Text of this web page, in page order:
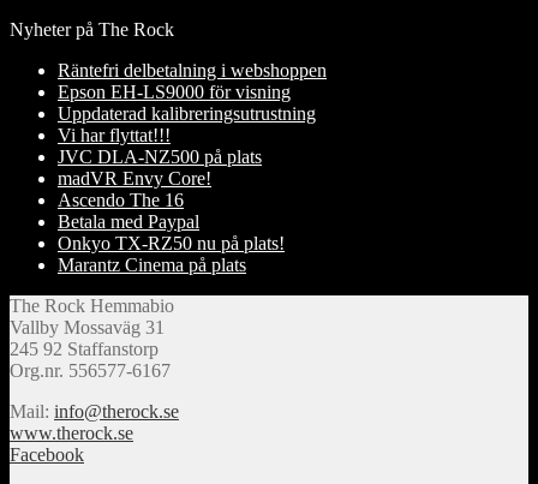
Nyheter på The Rock
Räntefri delbetalning i webshoppen
Epson EH-LS9000 för visning
Uppdaterad kalibreringsutrustning
Vi har flyttat!!!
JVC DLA-NZ500 på plats
madVR Envy Core!
Ascendo The 16
Betala med Paypal
Onkyo TX-RZ50 nu på plats!
Marantz Cinema på plats
The Rock Hemmabio
Vallby Mossaväg 31
245 92 Staffanstorp
Org.nr. 556577-6167
Mail: info@therock.se
www.therock.se
Facebook